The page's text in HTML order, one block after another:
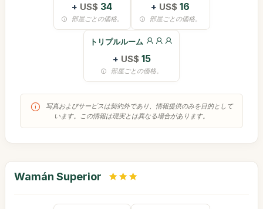
+ US$ 34
部屋ごとの価格。
+ US$ 16
部屋ごとの価格。
トリプルルーム
+ US$ 15
部屋ごとの価格。
写真およびサービスは契約外であり、情報提供のみを目的として
います。この情報は現実とは異なる場合があります。
Wamán Superior